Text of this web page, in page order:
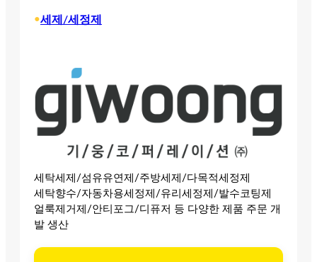
•세제/세정제
세탁세제/섬유유연제/주방세제/다목적세정제
세탁향수/자동차용세정제/유리세정제/발수코팅제
얼룩제거제/안티포그/디퓨저 등 다양한 제품 주문 개
발 생산